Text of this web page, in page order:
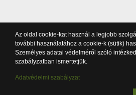
Az oldal cookie-kat használ a legjobb
további használatához a cookie-k (sütik)
Személyes adatai védelméről szóló
szabályzatban ismertetjük.
Adatvédelmi szabályzat